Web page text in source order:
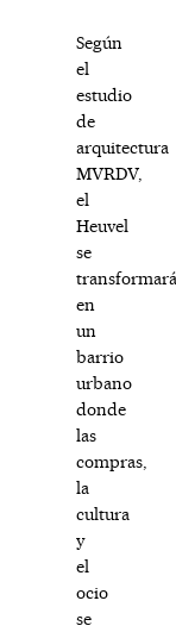
Según
el
estudio
de
arquitectura
MVRDV,
el
Heuvel
se
transformará
en
un
barrio
urbano
donde
las
compras,
la
cultura
y
el
ocio
se